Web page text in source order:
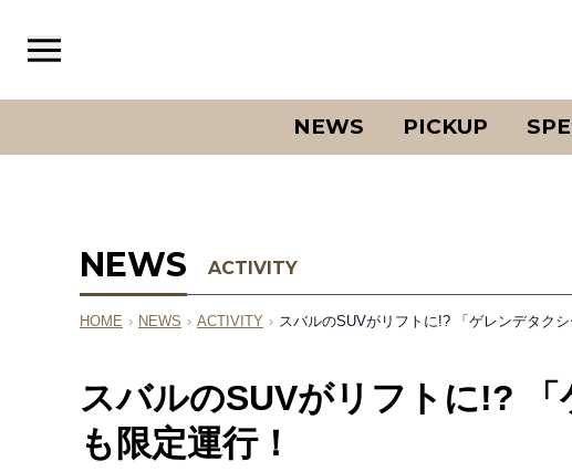
NEWS PICKUP
NEWS ACTIVITY
HOME › NEWS › ACTIVITY › スバルのSUVがリフトに!? 「ゲレンデタク
スバルのSUVがリフトに!?
も限定運行！